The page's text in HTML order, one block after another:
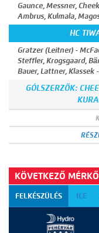
Gaunce, Messner,
Ambrus, Kulmala,
HC
Gratzer (Leitner) -
Steffler, Krogsgaard,
Bauer, Lattner, Klassek
GÓLSZERZŐK:
KÖVETKEZŐ
FELKÉSZÜLÉS ICE